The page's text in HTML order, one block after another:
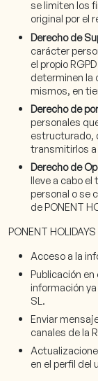
se limiten los
original por el
Derecho de
carácter
el propio
determinen la
mismos, en
Derecho de
personales
estructurado,
transmitirlos
Derecho de
lleve a cabo
personal o se
de PONENT
PONENT
Acceso a la
Publicación
información ya
SL.
Enviar
canales de la
en el perfil del